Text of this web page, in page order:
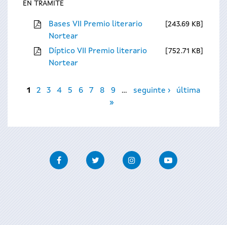
EN TRÁMITE
Bases VII Premio literario
Nortear
243.69 KB
Díptico VII Premio literario
Nortear
752.71 KB
Páxinas
1 2 3 4 5 6 7 8 9 … seguinte ›
última
»
FacebookTwitter InstagramYoutube